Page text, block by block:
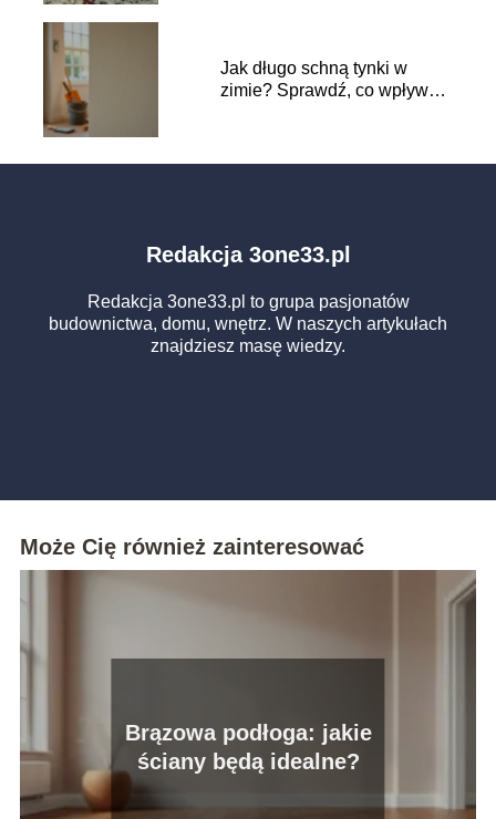
Jak długo schną tynki w
zimie? Sprawdź, co wpływa
Redakcja 3one33.pl
Redakcja 3one33.pl to grupa pasjonatów
budownictwa, domu, wnętrz. W naszych artykułach
znajdziesz masę wiedzy.
Może Cię również zainteresować
Brązowa podłoga: jakie
ściany będą idealne?